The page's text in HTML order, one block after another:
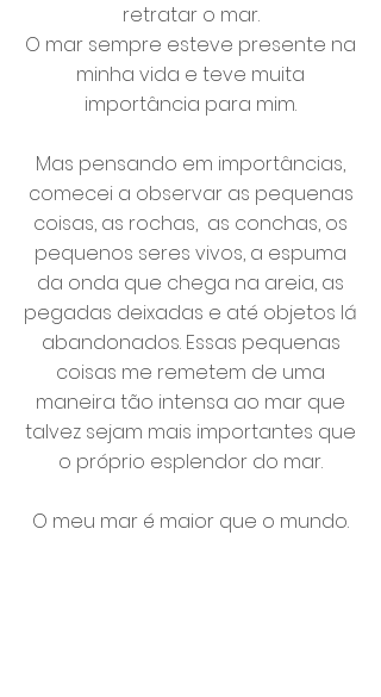
retratar o mar.
O mar sempre esteve presente na
minha vida e teve muita
importância para mim.
Mas pensando em importâncias,
comecei a observar as pequenas
coisas, as rochas, as conchas, os
pequenos seres vivos, a espuma
da onda que chega na areia, as
pegadas deixadas e até objetos lá
abandonados. Essas pequenas
coisas me remetem de uma
maneira tão intensa ao mar que
talvez sejam mais importantes que
o próprio esplendor do mar.
O meu mar é maior que o mundo.